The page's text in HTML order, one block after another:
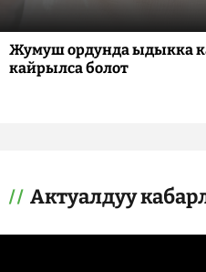
Жумуш ордунда ыдыкка
кайрылса болот
Актуалдуу